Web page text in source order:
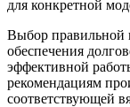
для конкретной
Выбор правильной
обеспечения
эффективной
рекомендациям
соответствующей